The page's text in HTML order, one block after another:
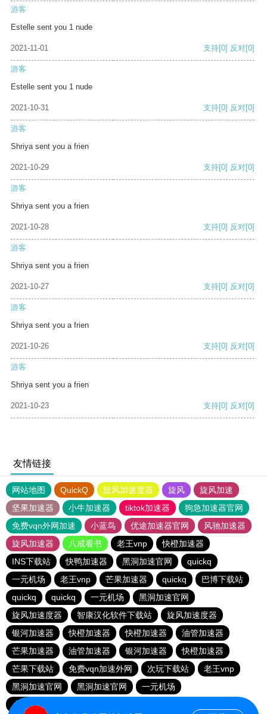
游客
Estelle sent you 1 nude
2021-11-01 支持[0] 反对[0]
游客
Estelle sent you 1 nude
2021-10-31 支持[0] 反对[0]
游客
Shriya sent you a frien
2021-10-29 支持[0] 反对[0]
游客
Shriya sent you a frien
2021-10-28 支持[0] 反对[0]
游客
Shriya sent you a frien
2021-10-27 支持[0] 反对[0]
游客
Shriya sent you a frien
2021-10-26 支持[0] 反对[0]
游客
Shriya sent you a frien
2021-10-23 支持[0] 反对[0]
友情链接
网站地图 QuickQ 旋风加速度器 旋风
旋风加速
坚果加速器
小牛加速器 tiktok加速器
狗急加速器官网
免费vqn外网加速
小蓝鸟 优途加速器官网
风驰加速器
旋风加速器
八戒看书 老王vnp
快橙加速器
INS下载站
快鸭加速器 黑洞加速官网
quickq
一元机场
老王vnp 芒果加速器 quickq
巴博下载站
quickq
quickq 一元机场
黑洞加速官网
旋风加速度器
智康汉化软件下载站
旋风加速度器
银河加速器
快橙加速器 快橙加速器
油管加速器
芒果加速器
油管加速器 银河加速器
快橙加速器
芒果下载站
免费vqn加速外网 次玩下载站
老王vnp
黑洞加速官网
黑洞加速官网
一元机场
小猫咪ciash加速器